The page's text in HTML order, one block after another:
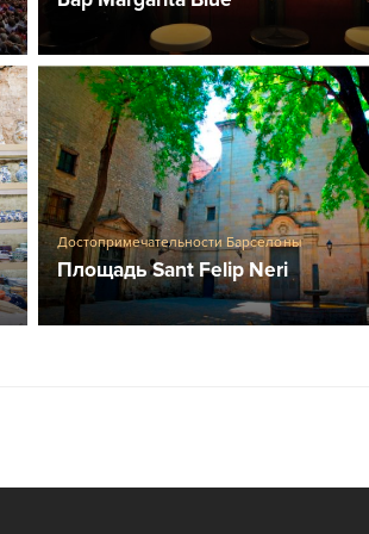
Достопримечательности Барселоны
Площадь Sant Felip Neri